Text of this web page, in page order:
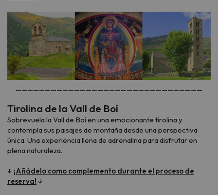
Tirolina de la Vall de Boí
Sobrevuela la Vall de Boí en una emocionante tirolina y
contempla sus paisajes de montaña desde una perspectiva
única. Una experiencia llena de adrenalina para disfrutar en
plena naturaleza.
↓ ¡Añádelo como complemento durante el proceso de
reserva! ↓